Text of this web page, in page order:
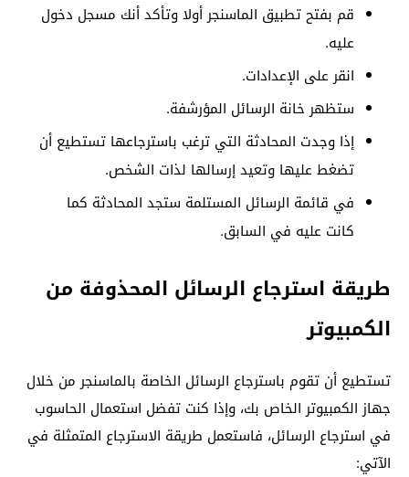
قم بفتح تطبيق الماسنجر أولا وتأكد أنك مسجل دخول
عليه.
انقر على الإعدادات.
ستظهر خانة الرسائل المؤرشفة.
إذا وجدت المحادثة التي ترغب باسترجاعها تستطيع أن
تضغط عليها وتعيد إرسالها لذات الشخص.
في قائمة الرسائل المستلمة ستجد المحادثة كما
كانت عليه في السابق.
طريقة استرجاع الرسائل المحذوفة من
الكمبيوتر
تستطيع أن تقوم باسترجاع الرسائل الخاصة بالماسنجر من خلال
جهاز الكمبيوتر الخاص بك، وإذا كنت تفضل استعمال الحاسوب
في استرجاع الرسائل، فاستعمل طريقة الاسترجاع المتمثلة في
الآتي: